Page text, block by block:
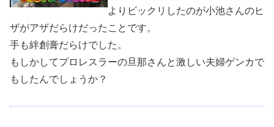
よりビックリしたのが小池さんのヒ
ザがアザだらけだったことです。
手も絆創膏だらけでした。
もしかしてプロレスラーの旦那さんと激しい夫婦ゲンカで
もしたんでしょうか？